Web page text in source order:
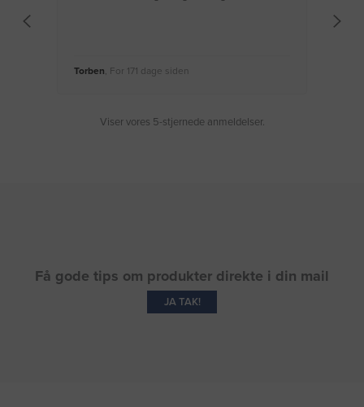
Torben, For 171 dage siden
Viser vores 5-stjernede anmeldelser.
Få gode tips om produkter direkte i din mail
JA TAK!